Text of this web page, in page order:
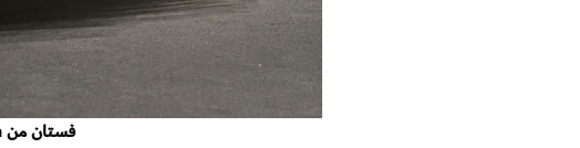
فستان من Luisaviaroma